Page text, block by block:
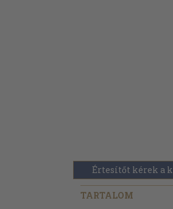
Értesítőt kérek a
TARTALOM